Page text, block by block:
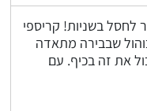
לחסל בשניות! קריספי
שבבירה מתאדה
את זה בכיף. עם